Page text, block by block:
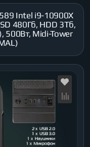
Intel i9-10900X
480Гб, HDD 3Тб,
500Вт, Midi-Tower